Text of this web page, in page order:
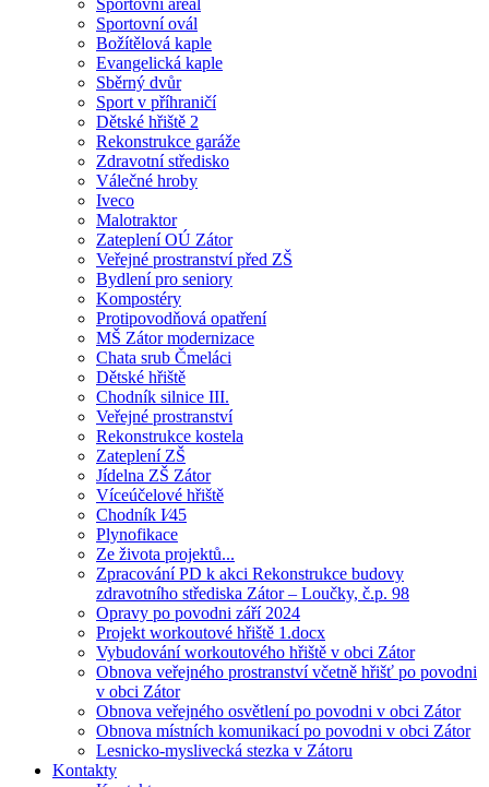
Sportovní areál
Sportovní ovál
Božítělová kaple
Evangelická kaple
Sběrný dvůr
Sport v příhraničí
Dětské hřiště 2
Rekonstrukce garáže
Zdravotní středisko
Válečné hroby
Iveco
Malotraktor
Zateplení OÚ Zátor
Veřejné prostranství před ZŠ
Bydlení pro seniory
Kompostéry
Protipovodňová opatření
MŠ Zátor modernizace
Chata srub Čmeláci
Dětské hřiště
Chodník silnice III.
Veřejné prostranství
Rekonstrukce kostela
Zateplení ZŠ
Jídelna ZŠ Zátor
Víceúčelové hřiště
Chodník I⁄45
Plynofikace
Ze života projektů...
Zpracování PD k akci Rekonstrukce budovy
zdravotního střediska Zátor – Loučky, č.p. 98
Opravy po povodni září 2024
Projekt workoutové hřiště 1.docx
Vybudování workoutového hřiště v obci Zátor
Obnova veřejného prostranství včetně hřišť po povodni
v obci Zátor
Obnova veřejného osvětlení po povodni v obci Zátor
Obnova místních komunikací po povodni v obci Zátor
Lesnicko-myslivecká stezka v Zátoru
Kontakty